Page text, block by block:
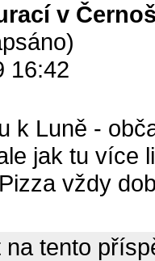
v
16:42
k Luně -
jak tu více
vždy
na tento